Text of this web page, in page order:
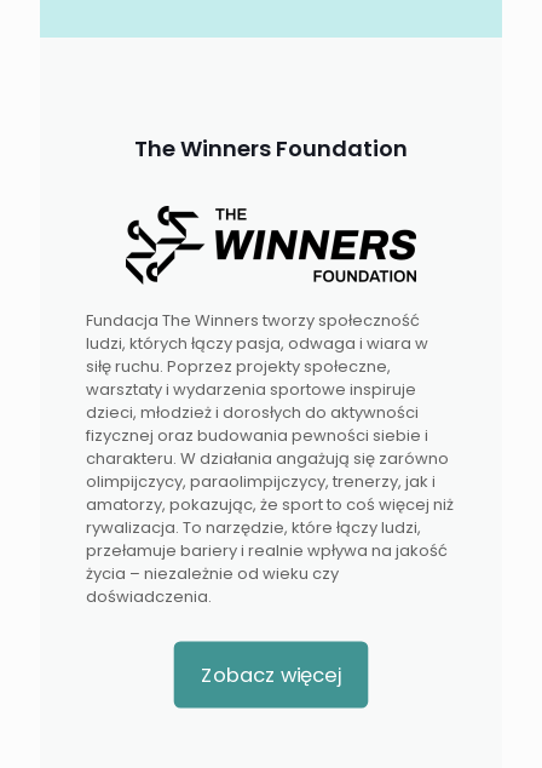
The Winners Foundation
Fundacja The Winners tworzy społeczność
ludzi, których łączy pasja, odwaga i wiara w
siłę ruchu. Poprzez projekty społeczne,
warsztaty i wydarzenia sportowe inspiruje
dzieci, młodzież i dorosłych do aktywności
fizycznej oraz budowania pewności siebie i
charakteru. W działania angażują się zarówno
olimpijczycy, paraolimpijczycy, trenerzy, jak i
amatorzy, pokazując, że sport to coś więcej niż
rywalizacja. To narzędzie, które łączy ludzi,
przełamuje bariery i realnie wpływa na jakość
życia – niezależnie od wieku czy
doświadczenia.
Zobacz więcej